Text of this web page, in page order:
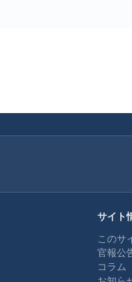
サイト
このサ
官報公
コラム